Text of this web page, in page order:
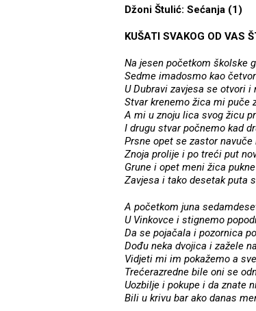
Džoni Štulić: Sećanja (1)
KUŠATI SVAKOG OD VAS
Na jesen početkom školske
Sedme imadosmo kao
U Dubravi zavjesa se otvori i
Stvar krenemo žica mi puče
A mi u znoju lica svog žicu
I drugu stvar počnemo kad
Prsne opet se zastor
Znoja prolije i po treći put
Grune i opet meni žica
Zavjesa i tako desetak puta
A početkom juna
U Vinkovce i stignemo
Da se pojačala i pozornica
Dođu neka dvojica i zažele
Vidjeti mi im pokažemo a
Trećerazredne bile oni se
Uozbilje i pokupe i da znate
Bili u krivu bar ako danas